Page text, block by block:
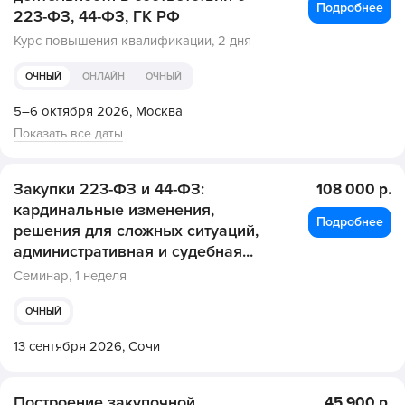
223-ФЗ, 44-ФЗ, ГК РФ
Курс повышения квалификации, 2 дня
ОЧНЫЙ ОНЛАЙН ОЧНЫЙ
5–6 октября 2026, Москва
Показать все даты
Подробнее
Закупки 223-ФЗ и 44-ФЗ:
кардинальные изменения,
решения для сложных ситуаций,
административная и судебная...
Семинар, 1 неделя
ОЧНЫЙ
13 сентября 2026, Сочи
108 000 р.
Подробнее